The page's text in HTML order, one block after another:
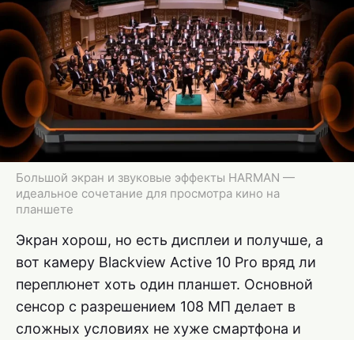
Большой экран и звуковые эффекты HARMAN —
идеальное сочетание для просмотра кино на
планшете
Экран хорош, но есть дисплеи и получше, а
вот камеру Blackview Active 10 Pro вряд ли
переплюнет хоть один планшет. Основной
сенсор с разрешением 108 МП делает в
сложных условиях не хуже смартфона и